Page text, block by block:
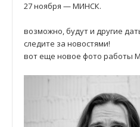
27 ноября — МИНСК.
возможно, будут и другие
следите за новостями!
вот еще новое фото работы